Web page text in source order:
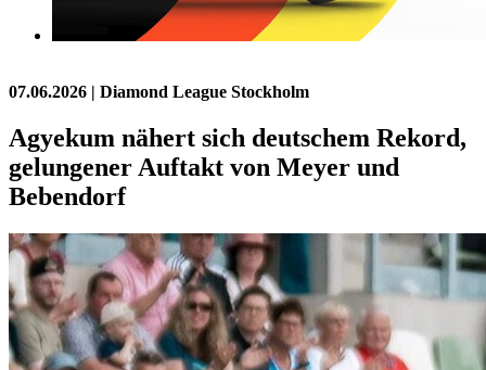
07.06.2026 | Diamond League Stockholm
Agyekum nähert sich deutschem Rekord,
gelungener Auftakt von Meyer und
Bebendorf